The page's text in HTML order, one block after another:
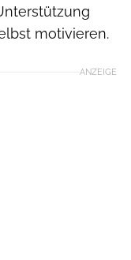
motivieren.
ANZEIGE